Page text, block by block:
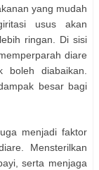
yang mudah
usus akan
ringan. Di sisi
diare
boleh diabaikan.
besar bagi
menjadi faktor
Mensterilkan
serta menjaga